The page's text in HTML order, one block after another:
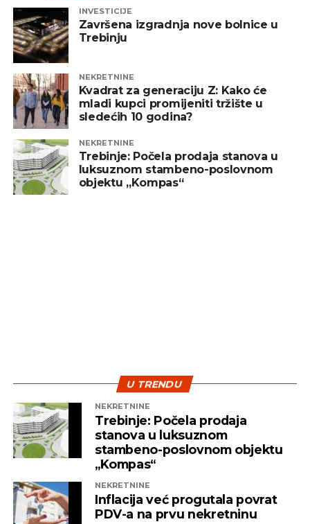
INVESTICIJE
Završena izgradnja nove bolnice u
Trebinju
NEKRETNINE
Kvadrat za generaciju Z: Kako će
mladi kupci promijeniti tržište u
sledećih 10 godina?
NEKRETNINE
Trebinje: Počela prodaja stanova u
luksuznom stambeno-poslovnom
objektu „Kompas“
U TRENDU
NEKRETNINE
Trebinje: Počela prodaja
stanova u luksuznom
stambeno-poslovnom objektu
„Kompas“
NEKRETNINE
Inflacija već progutala povrat
PDV-a na prvu nekretninu